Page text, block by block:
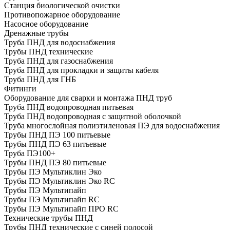
Cтанция биологической очистки
Противопожарное оборудование
Насосное оборудование
Дренажные трубы
Труба ПНД для водоснабжения
Трубы ПНД технические
Труба ПНД для газоснабжения
Труба ПНД для прокладки и защиты кабеля
Труба ПНД для ГНБ
Фитинги
Оборудование для сварки и монтажа ПНД труб
Труба ПНД водопроводная питьевая
Труба ПНД водопроводная с защитной оболочкой
Труба многослойная полиэтиленовая ПЭ для водоснабжения
Трубы ПНД ПЭ 100 питьевые
Трубы ПНД ПЭ 63 питьевые
Труба ПЭ100+
Трубы ПНД ПЭ 80 питьевые
Трубы ПЭ Мультиклин Эко
Трубы ПЭ Мультиклин Эко RC
Трубы ПЭ Мультипайп
Трубы ПЭ Мультипайп RC
Трубы ПЭ Мультипайп ПРО RC
Технические трубы ПНД
Трубы ПНД технические с синей полосой